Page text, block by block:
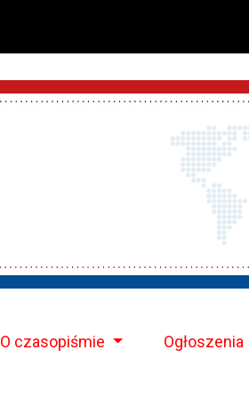
O czasopiśmie Ogłoszenia